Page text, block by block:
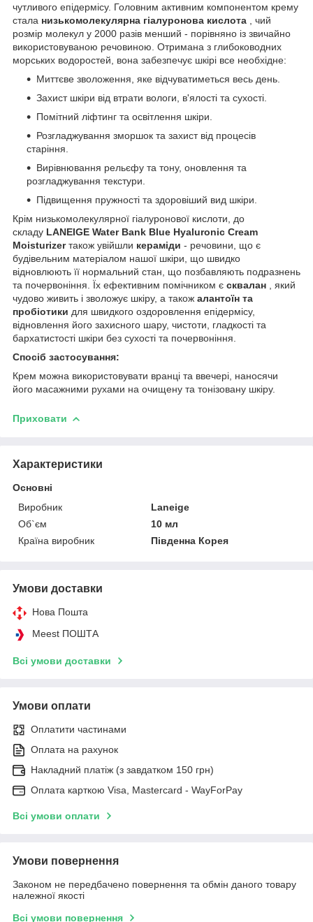
чутливого епідермісу. Головним активним компонентом крему
стала низькомолекулярна гіалуронова кислота , чий
розмір молекул у 2000 разів менший - порівняно із звичайно
використовуваною речовиною. Отримана з глибоководних
морських водоростей, вона забезпечує шкірі все необхідне:
Миттєве зволоження, яке відчуватиметься весь день.
Захист шкіри від втрати вологи, в'ялості та сухості.
Помітний ліфтинг та освітлення шкіри.
Розгладжування зморшок та захист від процесів
старіння.
Вирівнювання рельєфу та тону, оновлення та
розгладжування текстури.
Підвищення пружності та здоровіший вид шкіри.
Крім низькомолекулярної гіалуронової кислоти, до
складу LANEIGE Water Bank Blue Hyaluronic Cream
Moisturizerтакож увійшли кераміди - речовини, що є
будівельним матеріалом нашої шкіри, що швидко
відновлюють її нормальний стан, що позбавляють подразнень
та почервоніння. Їх ефективним помічником є ​​сквалан , який
чудово живить і зволожує шкіру, а також алантоїн та
пробіотики для швидкого оздоровлення епідермісу,
відновлення його захисного шару, чистоти, гладкості та
бархатистості шкіри без сухості та почервоніння.
Спосіб застосування:
Крем можна використовувати вранці та ввечері, наносячи
його масажними рухами на очищену та тонізовану шкіру.
Приховати
Характеристики
Основні
Виробник
Laneige
Об`єм
10 мл
Країна виробник
Південна Корея
Умови доставки
Нова Пошта
Meest ПОШТА
Всі умови доставки
Умови оплати
Оплатити частинами
Оплата на рахунок
Накладний платіж (з завдатком 150 грн)
Оплата карткою Visa, Mastercard - WayForPay
Всі умови оплати
Умови повернення
Законом не передбачено повернення та обмін даного товару
належної якості
Всі умови повернення